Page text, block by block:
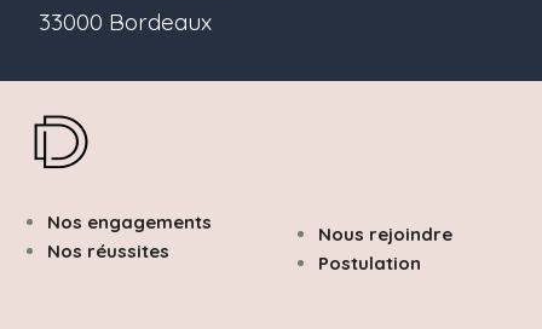
33000 Bordeaux
Nous rejoindre
Postulation
Nos engagements
Nos réussites